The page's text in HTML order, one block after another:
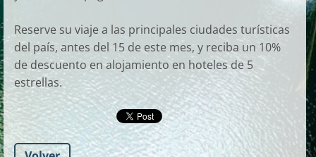
Reserve su viaje a las principales ciudades turísticas
del país, antes del 15 de este mes, y reciba un 10%
de descuento en alojamiento en hoteles de 5
estrellas.